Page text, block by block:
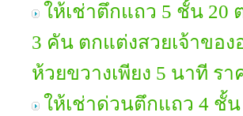
ให้เช่าตึกแถว 5 ชั้น 20
3 คัน ตกแต่งสวยเจ้าของ
ห้วยขวางเพียง 5 นาที ร
ให้เช่าด่วนตึกแถว 4 ชั้